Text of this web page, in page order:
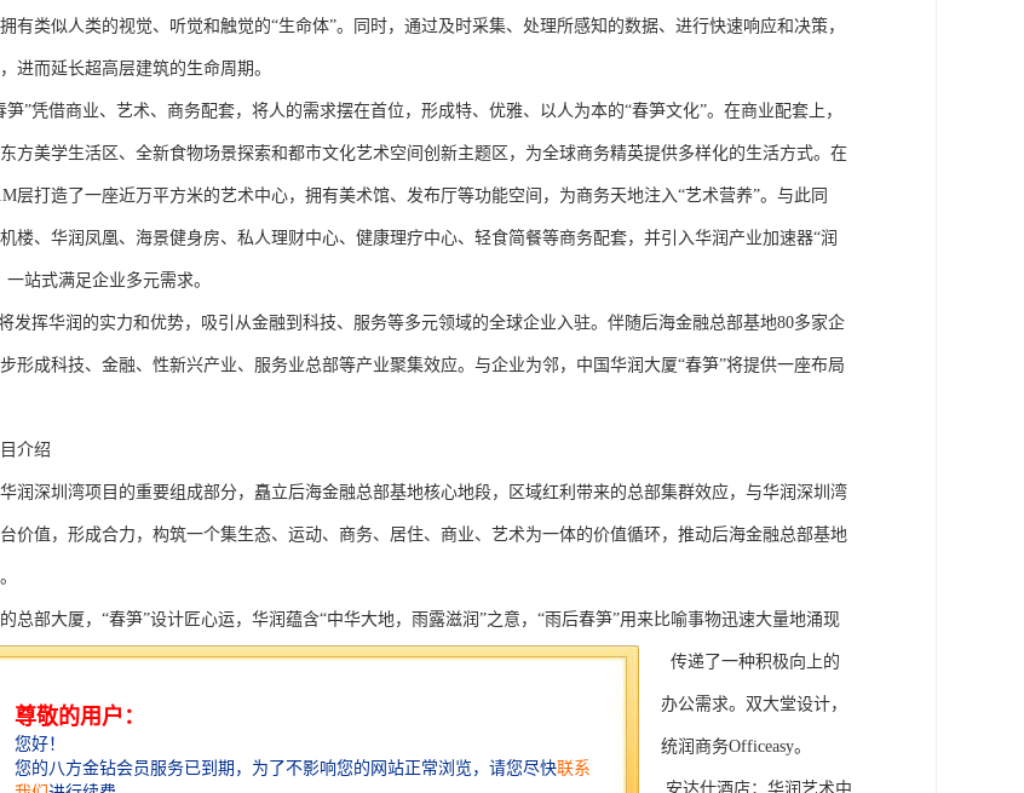
有类似人类的视觉、听觉和触觉的“生命体”。同时，通过及时采集、处理所感知的数据、进行快速响应和决策，
进而延长超高层建筑的生命周期。
笋”凭借商业、艺术、商务配套，将人的需求摆在首位，形成特、优雅、以人为本的“春笋文化”。在商业配套上，
方美学生活区、全新食物场景探索和都市文化艺术空间创新主题区，为全球商务精英提供多样化的生活方式。在
层打造了一座近万平方米的艺术中心，拥有美术馆、发布厅等功能空间，为商务天地注入“艺术营养”。与此同
楼、华润凤凰、海景健身房、私人理财中心、健康理疗中心、轻食简餐等商务配套，并引入华润产业加速器“润
站式满足企业多元需求。
发挥华润的实力和优势，吸引从金融到科技、服务等多元领域的全球企业入驻。伴随后海金融总部基地80多家企
形成科技、金融、性新兴产业、服务业总部等产业聚集效应。与企业为邻，中国华润大厦“春笋”将提供一座布局
介绍
润深圳湾项目的重要组成部分，矗立后海金融总部基地核心地段，区域红利带来的总部集群效应，与华润深圳湾
价值，形成合力，构筑一个集生态、运动、商务、居住、商业、艺术为一体的价值循环，推动后海金融总部基地
总部大厦，“春笋”设计匠心运，华润蕴含“中华大地，雨露滋润”之意，“雨后春笋”用来比喻事物迅速大量地涌现
”和与深圳湾体育中心“春茧”将相映成趣，共同蕴含着“破茧成蝶、雨后春笋”的美好寓意，传递了一种积极向上的
部打造创新的无柱型室内空间，满足总部办公、形象办公、精品办公、标准办公等类企业办公需求。双大堂设计，
合。在软件配备上，运营与服务中，中国华润大厦还将全面融入华润置地写字楼生态系统润商务Officeasy。
业，可于392.5米高楼之上俯瞰海、湖、公园、高尔夫四重复合景观；周边南山万象城、安达仕酒店；华润艺术中